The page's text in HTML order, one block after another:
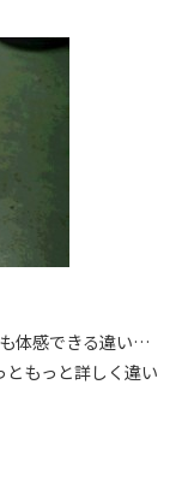
体感できる違い…
ともっと詳しく違い